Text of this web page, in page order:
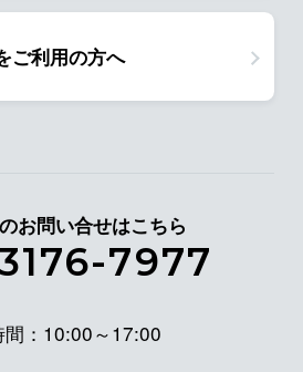
ご利用の方へ
お問い合せはこちら
7977
間：10:00～17:00